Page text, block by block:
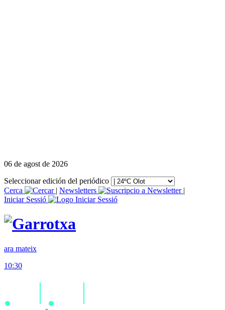
06 de agost de 2026
Seleccionar edición del periódico
Cerca
| Newsletters
|
Iniciar Sessió
ara mateix
10:30